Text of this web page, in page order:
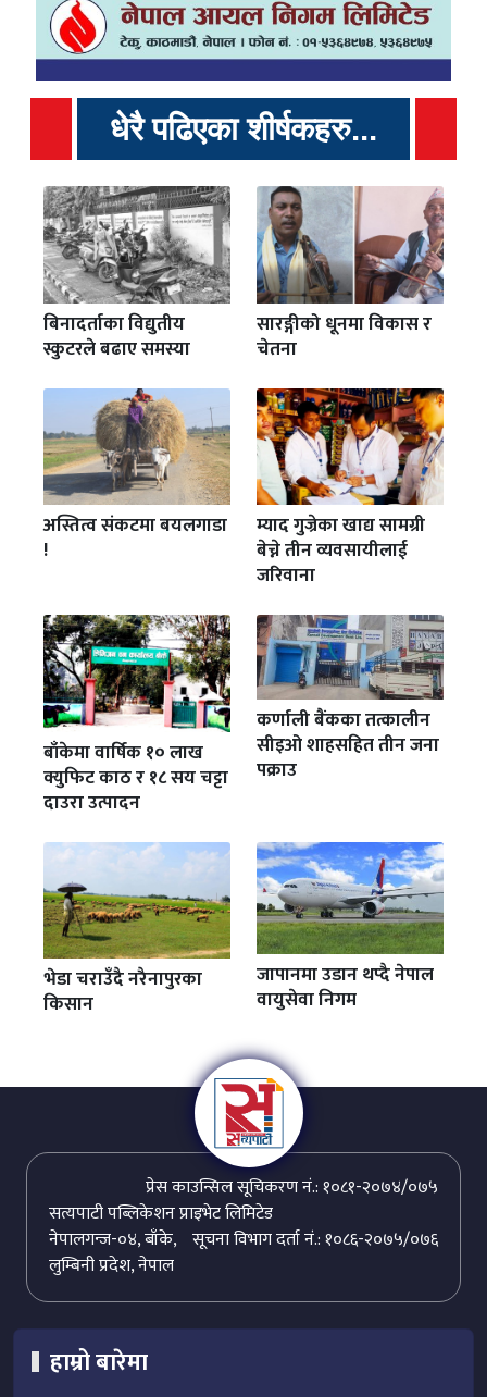
धेरै पढिएका शीर्षकहरु...
बिनादर्ताका विद्युतीय
स्कुटरले बढाए समस्या
सारङ्गीको धूनमा विकास र
चेतना
अस्तित्व संकटमा बयलगाडा
!
म्याद गुज्रेका खाद्य सामग्री
बेच्ने तीन व्यवसायीलाई
जरिवाना
बाँकेमा वार्षिक १० लाख
क्युफिट काठ र १८ सय चट्टा
दाउरा उत्पादन
कर्णाली बैंकका तत्कालीन
सीइओ शाहसहित तीन जना
पक्राउ
भेडा चराउँदै नरैनापुरका
किसान
जापानमा उडान थप्दै नेपाल
वायुसेवा निगम
प्रेस काउन्सिल सूचिकरण नं.: १०८१-२०७४/०७५
सत्यपाटी पब्लिकेशन प्राइभेट लिमिटेड
सूचना विभाग दर्ता नं.: १०८६-२०७५/०७६
नेपालगन्ज-०४, बाँके,
लुम्बिनी प्रदेश, नेपाल
हाम्रो बारेमा